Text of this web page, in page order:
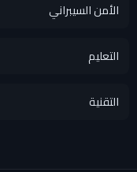
الأمن السيبراني
التعليم
التقنية